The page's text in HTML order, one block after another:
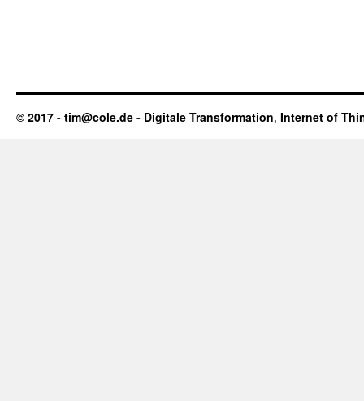
© 2017 - tim@cole.de - Digitale Transformation, Internet of